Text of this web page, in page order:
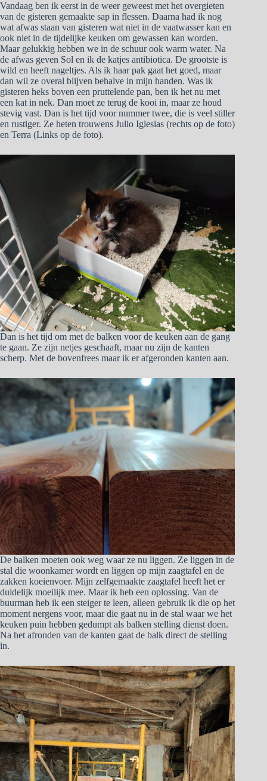
Vandaag ben ik eerst in de weer geweest met het overgieten
van de gisteren gemaakte sap in flessen. Daarna had ik nog
wat afwas staan van gisteren wat niet in de vaatwasser kan en
ook niet in de tijdelijke keuken om gewassen kan worden.
Maar gelukkig hebben we in de schuur ook warm water. Na
de afwas geven Sol en ik de katjes antibiotica. De grootste is
wild en heeft nageltjes. Als ik haar pak gaat het goed, maar
dan wil ze overal blijven behalve in mijn handen. Was ik
gisteren heks boven een pruttelende pan, ben ik het nu met
een kat in nek. Dan moet ze terug de kooi in, maar ze houd
stevig vast. Dan is het tijd voor nummer twee, die is veel stiller
en rustiger. Ze heten trouwens Julio Iglesias (rechts op de foto)
en Terra (Links op de foto).
Dan is het tijd om met de balken voor de keuken aan de gang
te gaan. Ze zijn netjes geschaaft, maar nu zijn de kanten
scherp. Met de bovenfrees maar ik er afgeronden kanten aan.
De balken moeten ook weg waar ze nu liggen. Ze liggen in de
stal die woonkamer wordt en liggen op mijn zaagtafel en de
zakken koeienvoer. Mijn zelfgemaakte zaagtafel heeft het er
duidelijk moeilijk mee. Maar ik heb een oplossing. Van de
buurman heb ik een steiger te leen, alleen gebruik ik die op het
moment nergens voor, maar die gaat nu in de stal waar we het
keuken puin hebben gedumpt als balken stelling dienst doen.
Na het afronden van de kanten gaat de balk direct de stelling
in.